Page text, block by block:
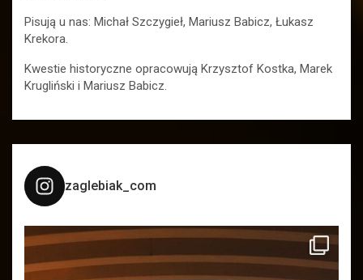
Pisują u nas: Michał Szczygieł, Mariusz Babicz, Łukasz
Krekora.
Kwestie historyczne opracowują Krzysztof Kostka, Marek
Krugliński i Mariusz Babicz.
zaglebiak_com